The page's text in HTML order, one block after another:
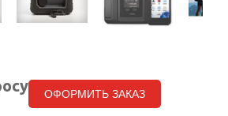
ОФОРМИТЬ ЗАКАЗ